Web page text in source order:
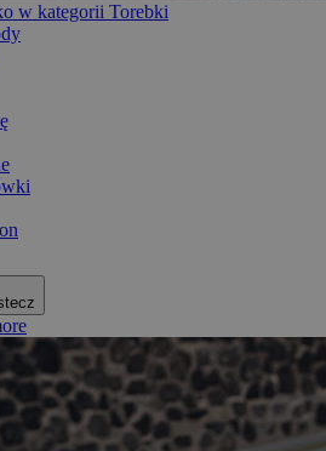
w kategorii Torebki